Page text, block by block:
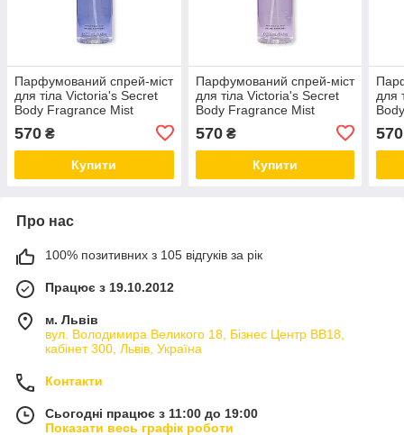
Парфумований спрей-міст
для тіла Victoria's Secret
Body Fragrance Mist
250 мл
570 ₴
Купити
Парфумований спрей-міст
для тіла Victoria's Secret
Body Fragrance Mist
аромат Love Spell, 250 мл
570₴
Купити
для
250
570
Про нас
100% позитивних з 105 відгуків за рік
Працює з 19.10.2012
м. Львів
вул. Володимира Великого 18, Бізнес Центр ВВ18,
кабінет 300, Львів, Україна
Контакти
Сьогодні працює з 11:00 до 19:00
Показати весь графік роботи